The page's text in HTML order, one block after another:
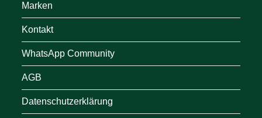
Marken
Kontakt
WhatsApp Community
AGB
Datenschutzerklärung